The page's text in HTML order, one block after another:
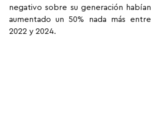
negativo sobre su generación habían
aumentado un 50% nada más entre
2022 y 2024.